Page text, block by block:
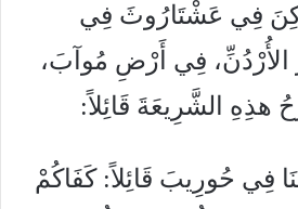
فِي عَشْتَارُوثَ فِي
عَبْرِ الأُرْدُنِّ، فِي أَرْضِ مُوآبَ،
هذِهِ الشَّرِيعَةَ قَائِلاً:
فِي حُورِيبَ قَائِلاً: كَفَاكُمْ